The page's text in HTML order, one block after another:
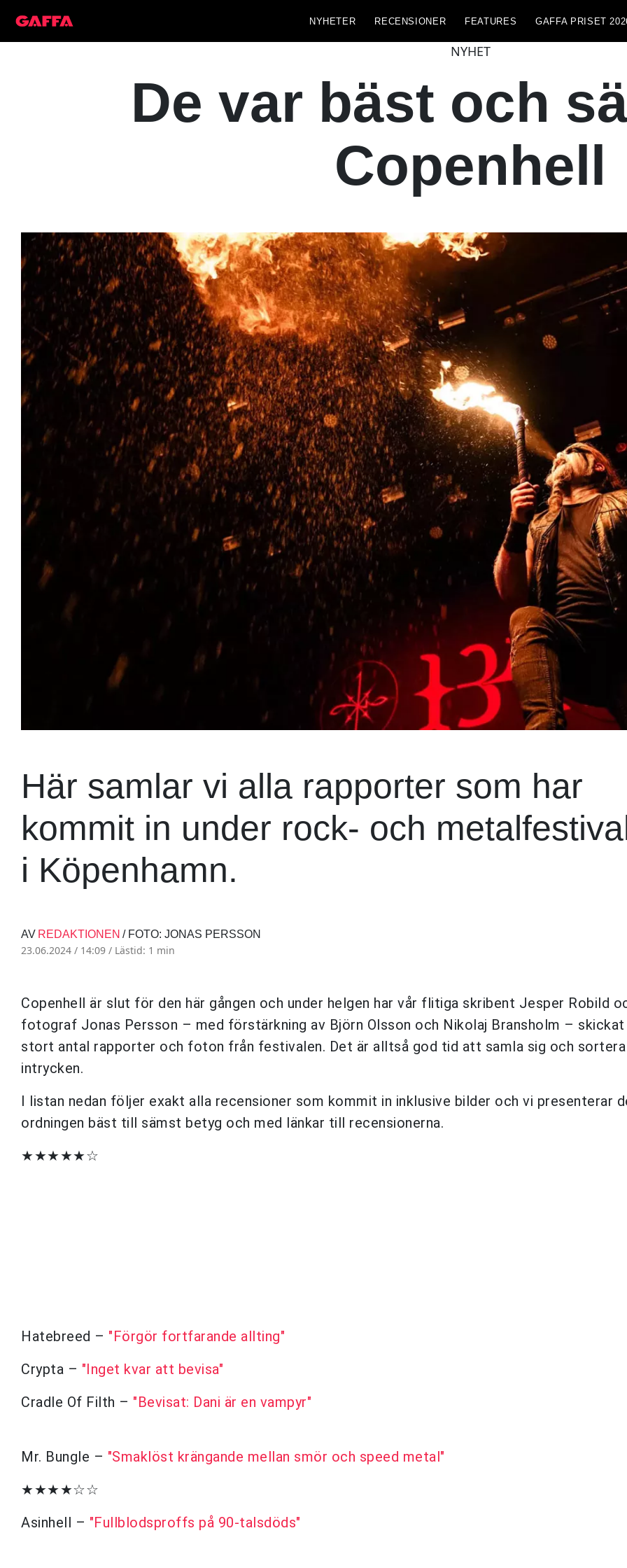
NYHETER RECENSIONER FEATURES GAFFA PRISET
NYHET
De var bäst och
Copenhell
Här samlar vi alla rapporter som har
kommit in under rock- och
i Köpenhamn.
AV REDAKTIONEN / FOTO: JONAS PERSSON
23.06.2024 / 14:09 / Lästid: 1 min
Copenhell är slut för den här gången och under helgen har vår flitiga skribent Jesper Robild
fotograf Jonas Persson – med förstärkning av Björn Olsson och Nikolaj Bransholm –
stort antal rapporter och foton från festivalen. Det är alltså god tid att samla sig och sortera
intrycken.
I listan nedan följer exakt alla recensioner som kommit in inklusive bilder och vi presenterar
ordningen bäst till sämst betyg och med länkar till recensionerna.
★★★★★☆
Hatebreed – "Förgör fortfarande allting"
Crypta – "Inget kvar att bevisa"
Cradle Of Filth – "Bevisat: Dani är en vampyr"
Mr. Bungle – "Smaklöst krängande mellan smör och speed metal"
★★★★☆☆
Asinhell – "Fullblodsproffs på 90-talsdöds"